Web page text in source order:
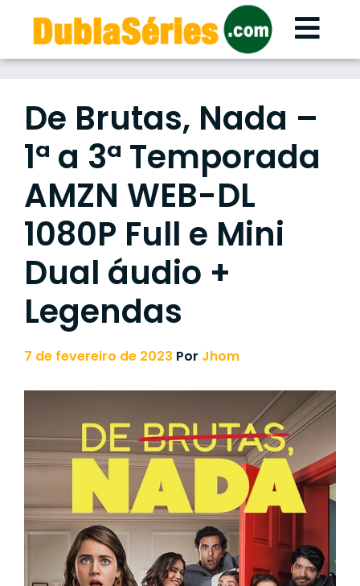
content
De Brutas, Nada –
1ª a 3ª Temporada
AMZN WEB-DL
1080P Full e Mini
Dual áudio +
Legendas
7 de fevereiro de 2023 Por Jhom